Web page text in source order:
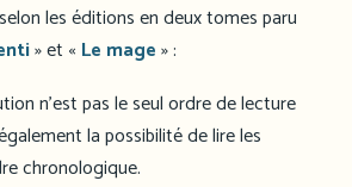
les éditions en deux tomes paru
» et « Le mage» :
n’est pas le seul ordre de lecture
la possibilité de lire les
chronologique.